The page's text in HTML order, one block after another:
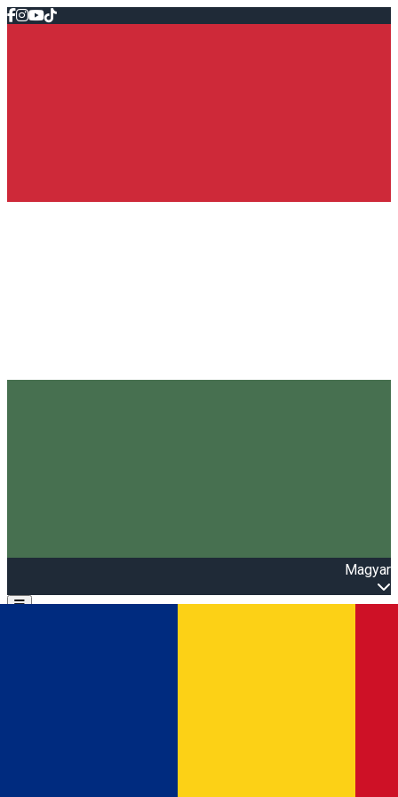
Magyar
Open main menu